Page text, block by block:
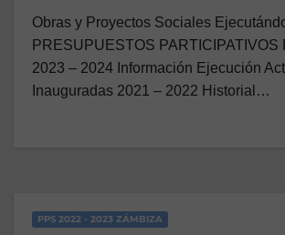
Obras y Proyectos Sociales
PRESUPUESTOS PARTICIPATIVOS
2023 – 2024 Información Ejecución
Inauguradas 2021 – 2022 Historial…
PPS 2022 - 2023 ZÁMBIZA